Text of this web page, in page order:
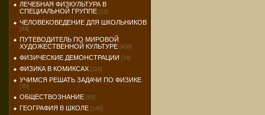
ЛЕЧЕБНАЯ ФИЗКУЛЬТУРА В
СПЕЦИАЛЬНОЙ ГРУППЕ [12]
ЧЕЛОВЕКОВЕДЕНИЕ ДЛЯ ШКОЛЬНИКОВ
[44]
ПУТЕВОДИТЕЛЬ ПО МИРОВОЙ
ХУДОЖЕСТВЕННОЙ КУЛЬТУРЕ [406]
ФИЗИЧЕСКИЕ ДЕМОНСТРАЦИИ [74]
ФИЗИКА В КОМИКСАХ [114]
УЧИМСЯ РЕШАТЬ ЗАДАЧИ ПО ФИЗИКЕ
[35]
ОБЩЕСТВОЗНАНИЕ [65]
ГЕОГРАФИЯ В ШКОЛЕ [140]